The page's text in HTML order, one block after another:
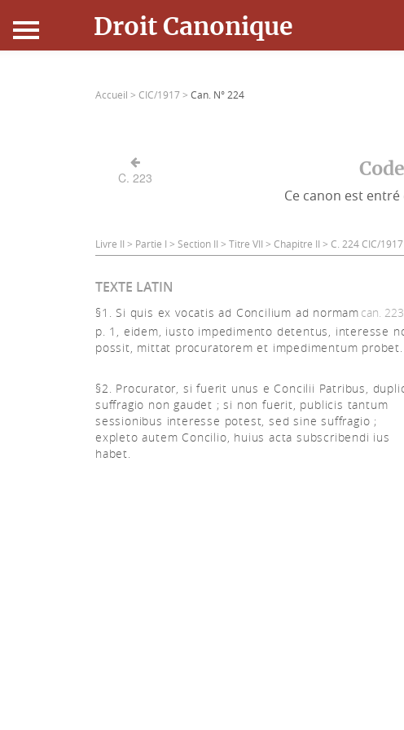
Droit Canonique
Connexion
Accueil > CIC/1917 > Can. N° 224
C. 223
Ce canon est
Livre II > Partie I > Section II > Titre VII > Chapitre II > C. 224 CIC/1917
TEXTE LATIN
§1. Si quis ex vocatis ad Concilium ad normam can. 223
p. 1, eidem, iusto impedimento detentus, interesse
possit, mittat procuratorem et impedimentum probet.
§2. Procurator, si fuerit unus e Concilii Patribus,
suffragio non gaudet ; si non fuerit, publicis tantum
sessionibus interesse potest, sed sine suffragio ;
expleto autem Concilio, huius acta subscribendi ius
habet.